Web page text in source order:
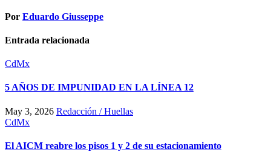
Por Eduardo Giusseppe
Entrada relacionada
CdMx
5 AÑOS DE IMPUNIDAD EN LA LÍNEA 12
May 3, 2026 Redacción / Huellas
CdMx
El AICM reabre los pisos 1 y 2 de su estacionamiento